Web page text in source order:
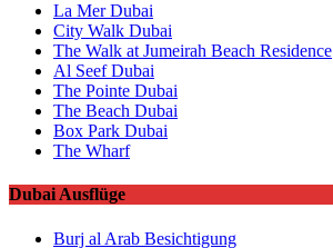
La Mer Dubai
City Walk Dubai
The Walk at Jumeirah Beach Residence
Al Seef Dubai
The Pointe Dubai
The Beach Dubai
Box Park Dubai
The Wharf
Dubai Ausflüge
Burj al Arab Besichtigung